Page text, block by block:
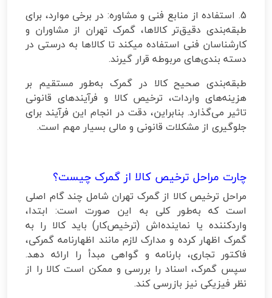
5. استفاده از منابع فنی و مشاوره: در برخی موارد، برای
طبقه‌بندی دقیق‌تر کالاها، گمرک تهران از مشاوران و
کارشناسان فنی استفاده میکند تا کالاها به‌ درستی در
دسته‌ بندی‌های مربوطه قرار گیرند.
طبقه‌بندی صحیح کالا در گمرک به‌طور مستقیم بر
هزینه‌های واردات، ترخیص کالا و فرآیندهای قانونی
تاثیر می‌گذارد. بنابراین، دقت در انجام این فرآیند برای
جلوگیری از مشکلات قانونی و مالی بسیار مهم است.
چارت مراحل ترخیص کالا از گمرک چیست؟
مراحل ترخیص کالا از گمرک تهران شامل چند گام اصلی
است که به‌طور کلی به این صورت است: ابتدا،
واردکننده یا نماینده‌اش (ترخیص‌کار) باید کالا را به
گمرک اظهار کرده و مدارک لازم مانند اظهارنامه گمرکی،
فاکتور تجاری، بارنامه و گواهی مبدأ را ارائه دهد.
سپس گمرک، اسناد را بررسی و ممکن است کالا را از
نظر فیزیکی نیز بازرسی کند.